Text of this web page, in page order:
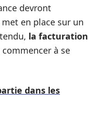
devront
met en place sur un
la facturation
à se
dans les